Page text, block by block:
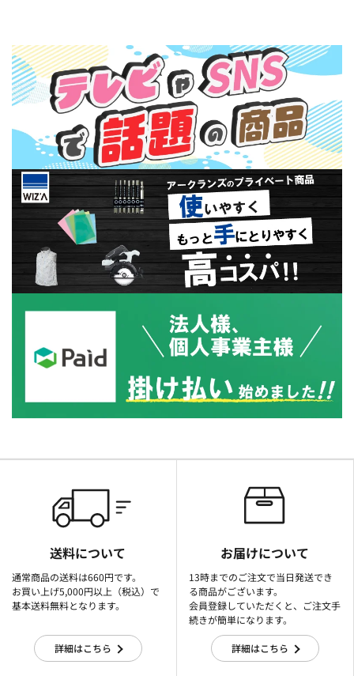
送料について
通常商品の送料は660円です。
お買い上げ5,000円以上（税込）で
基本送料無料となります。
詳細はこちら
お届けについて
13時までのご注文で当日発送でき
る商品がございます。
会員登録していただくと、ご注文手
続きが簡単になります。
詳細はこちら